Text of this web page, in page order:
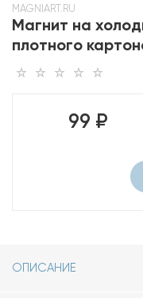
MAGNIART.RU
Магнит на
плотного
99 ₽
ОПИСАНИЕ